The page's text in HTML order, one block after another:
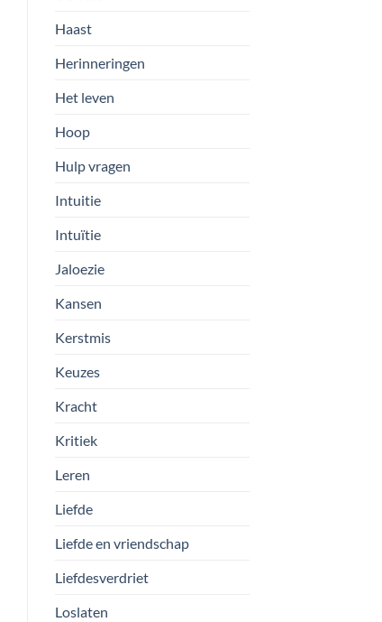
Haast
Herinneringen
Het leven
Hoop
Hulp vragen
Intuitie
Intuïtie
Jaloezie
Kansen
Kerstmis
Keuzes
Kracht
Kritiek
Leren
Liefde
Liefde en vriendschap
Liefdesverdriet
Loslaten